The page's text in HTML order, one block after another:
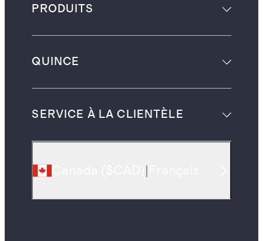
PRODUITS
QUINCE
SERVICE À LA CLIENTÈLE